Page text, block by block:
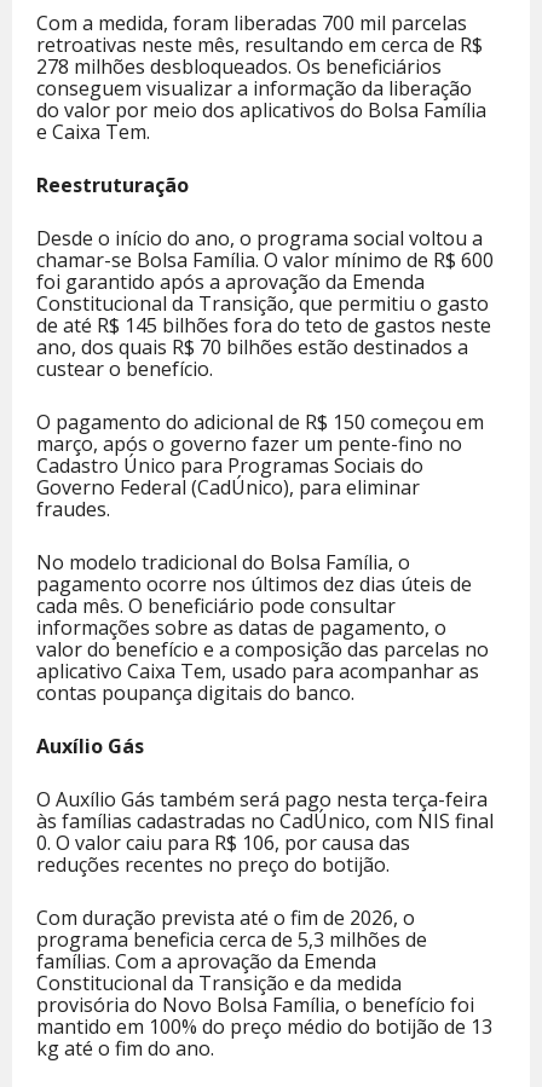
Com a medida, foram liberadas 700 mil parcelas
retroativas neste mês, resultando em cerca de R$
278 milhões desbloqueados. Os beneficiários
conseguem visualizar a informação da liberação
do valor por meio dos aplicativos do Bolsa Família
e Caixa Tem.
Reestruturação
Desde o início do ano, o programa social voltou a
chamar-se Bolsa Família. O valor mínimo de R$ 600
foi garantido após a aprovação da Emenda
Constitucional da Transição, que permitiu o gasto
de até R$ 145 bilhões fora do teto de gastos neste
ano, dos quais R$ 70 bilhões estão destinados a
custear o benefício.
O pagamento do adicional de R$ 150 começou em
março, após o governo fazer um pente-fino no
Cadastro Único para Programas Sociais do
Governo Federal (CadÚnico), para eliminar
fraudes.
No modelo tradicional do Bolsa Família, o
pagamento ocorre nos últimos dez dias úteis de
cada mês. O beneficiário pode consultar
informações sobre as datas de pagamento, o
valor do benefício e a composição das parcelas no
aplicativo Caixa Tem, usado para acompanhar as
contas poupança digitais do banco.
Auxílio Gás
O Auxílio Gás também será pago nesta terça-feira
às famílias cadastradas no CadÚnico, com NIS final
0. O valor caiu para R$ 106, por causa das
reduções recentes no preço do botijão.
Com duração prevista até o fim de 2026, o
programa beneficia cerca de 5,3 milhões de
famílias. Com a aprovação da Emenda
Constitucional da Transição e da medida
provisória do Novo Bolsa Família, o benefício foi
mantido em 100% do preço médio do botijão de 13
kg até o fim do ano.